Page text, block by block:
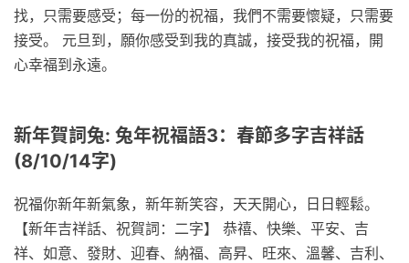
找，只需要感受；每一份的祝福，我們不需要懷疑，只需要
接受。 元旦到，願你感受到我的真誠，接受我的祝福，開
心幸福到永遠。
新年賀詞兔: 兔年祝福語3：春節多字吉祥話
(8/10/14字)
祝福你新年新氣象，新年新笑容，天天開心，日日輕鬆。
【新年吉祥話、祝賀詞：二字】 恭禧、快樂、平安、吉
祥、如意、發財、迎春、納福、高昇、旺來、溫馨、吉利、